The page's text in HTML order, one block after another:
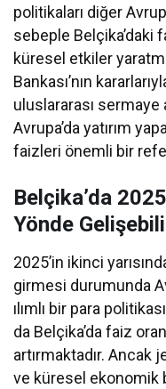
politikaları diğer
sebeple Belçika’daki
küresel etkiler
Bankası’nın
uluslararası sermaye
Avrupa’da yatırım
faizleri önemli bir
Belçika’da
Yönde
2025’in ikinci
girmesi durumunda
ılımlı bir para
da Belçika’da faiz
artırmaktadır. Ancak
ve küresel ekonomik